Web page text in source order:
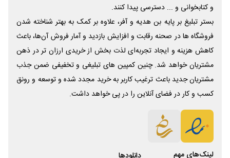
و کتابخوانی و ... دسترسی پیدا کنند.
بستر تبلیغ بر پایه بن هدیه و آفر، علاوه بر کمک به بهتر شناخته شدن
فروشگاه ها در صحنه رقابت و افزایش بازدید و آمار فروش آن‌ها، باعث
کاهش هزینه و ایجاد تجربه‌ای لذت بخش از خریدی ارزان تر در ذهن
مشتریان خواهد شد. چنین کمپین های تبلیغی و تخفیفی ضمن جذب
مشتریان جدید باعث ترغیب کاربر به خرید مجدد شده و توسعه و رونق
کسب و کار در فضای آنلاین را در پی خواهد داشت.
لینک‌های مهم